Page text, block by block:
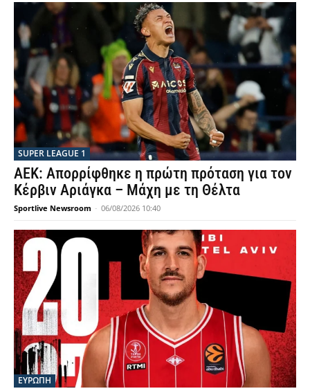
SUPER LEAGUE 1
ΑΕΚ: Απορρίφθηκε η πρώτη πρόταση για τον
Κέρβιν Αριάγκα – Μάχη με τη Θέλτα
Sportlive Newsroom - 06/08/2026 10:40
ΕΥΡΩΠΗ